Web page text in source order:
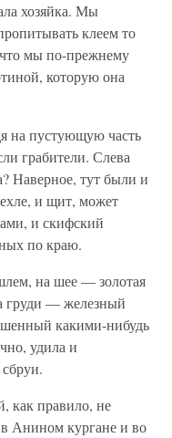
хозяйка. Мы
клеем то
мы по-прежнему
которую она
на пустующую часть
грабители. Слева
Наверное, тут были и
и щит, может
и скифский
по краю.
на шее — золотая
груди — железный
какими-нибудь
удила и
как правило, не
Анином кургане и во